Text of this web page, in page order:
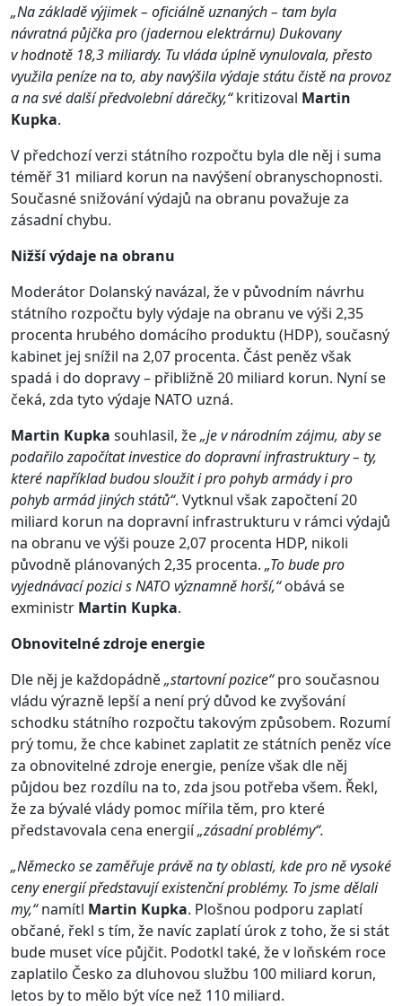
„Na základě výjimek – oficiálně uznaných – tam byla
návratná půjčka pro (jadernou elektrárnu) Dukovany
v hodnotě 18,3 miliardy. Tu vláda úplně vynulovala, přesto
využila peníze na to, aby navýšila výdaje státu čistě na provoz
a na své další předvolební dárečky,“kritizoval Martin
Kupka.
V předchozí verzi státního rozpočtu byla dle něj i suma
téměř 31 miliard korun na navýšení obranyschopnosti.
Současné snižování výdajů na obranu považuje za
zásadní chybu.
Nižší výdaje na obranu
Moderátor Dolanský navázal, že v původním návrhu
státního rozpočtu byly výdaje na obranu ve výši 2,35
procenta hrubého domácího produktu (HDP), současný
kabinet jej snížil na 2,07 procenta. Část peněz však
spadá i do dopravy – přibližně 20 miliard korun. Nyní se
čeká, zda tyto výdaje NATO uzná.
Martin Kupka souhlasil, že„je v národním zájmu, aby se
podařilo započítat investice do dopravní infrastruktury – ty,
které například budou sloužit i pro pohyb armády i pro
pohyb armád jiných států“. Vytknul však započtení 20
miliard korun na dopravní infrastrukturu v rámci výdajů
na obranu ve výši pouze 2,07 procenta HDP, nikoli
původně plánovaných 2,35 procenta. „To bude pro
vyjednávací pozici s NATO významně horší,“obává se
exministr Martin Kupka.
Obnovitelné zdroje energie
Dle něj je každopádně„startovní pozice“pro současnou
vládu výrazně lepší a není prý důvod ke zvyšování
schodku státního rozpočtu takovým způsobem. Rozumí
prý tomu, že chce kabinet zaplatit ze státních peněz více
za obnovitelné zdroje energie, peníze však dle něj
půjdou bez rozdílu na to, zda jsou potřeba všem. Řekl,
že za bývalé vlády pomoc mířila těm, pro které
představovala cena energií„zásadní problémy“.
„Německo se zaměřuje právě na ty oblasti, kde pro ně vysoké
ceny energií představují existenční problémy. To jsme dělali
my,“namítl Martin Kupka. Plošnou podporu zaplatí
občané, řekl s tím, že navíc zaplatí úrok z toho, že si stát
bude muset více půjčit. Podotkl také, že v loňském roce
zaplatilo Česko za dluhovou službu 100 miliard korun,
letos by to mělo být více než 110 miliard.